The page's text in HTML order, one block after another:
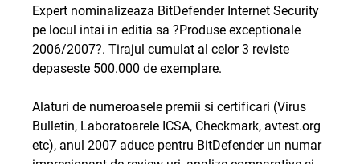
Expert nominalizeaza BitDefender Internet Security
pe locul intai in editia sa ?Produse exceptionale
2006/2007?. Tirajul cumulat al celor 3 reviste
depaseste 500.000 de exemplare.
Alaturi de numeroasele premii si certificari (Virus
Bulletin, Laboratoarele ICSA, Checkmark, avtest.org
etc), anul 2007 aduce pentru BitDefender un numar